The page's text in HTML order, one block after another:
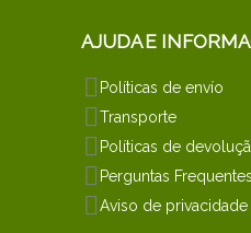
AJUDA E
Políticas de envío
Transporte
Políticas de
Perguntas Frequentes
Aviso de privacidade